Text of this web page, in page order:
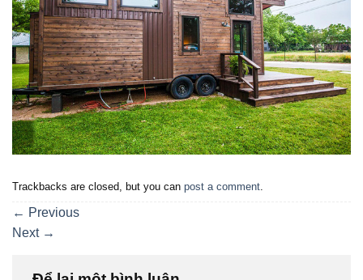
Trackbacks are closed, but you can post a comment.
← Previous
Next →